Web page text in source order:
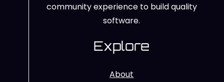
community experience to build quality
software.
Explore
About